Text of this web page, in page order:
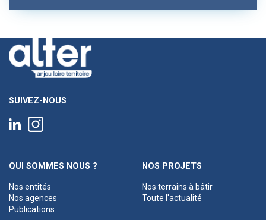
SUIVEZ-NOUS
QUI SOMMES NOUS ?
Nos entités
Nos agences
Publications
NOS PROJETS
Nos terrains à bâtir
Toute l'actualité